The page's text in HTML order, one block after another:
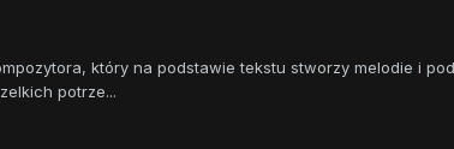
który na podstawie tekstu stworzy melodie i
potrze...